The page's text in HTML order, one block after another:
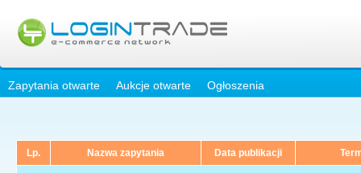
Zapytania otwarte Aukcje otwarte Ogłoszenia
Lp. Nazwa zapytania Data publikacji